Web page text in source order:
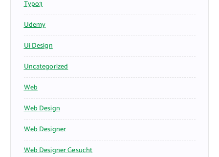
Typo3
Udemy
Ui Design
Uncategorized
Web
Web Design
Web Designer
Web Designer Gesucht